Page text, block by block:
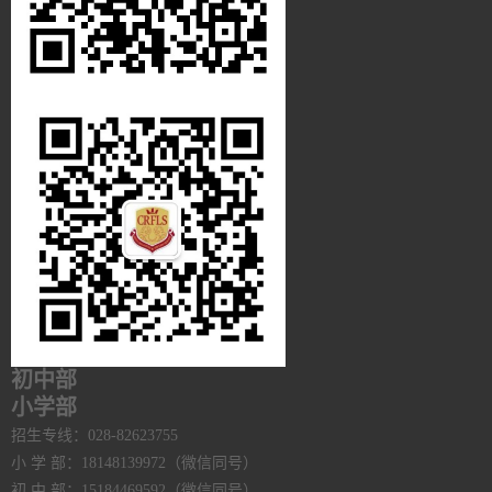
初中部
小学部
招生专线：028-82623755
小 学 部：18148139972（微信同号）